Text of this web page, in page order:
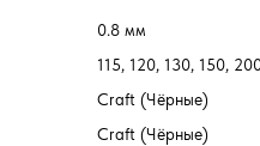
0.8 мм
115, 120, 130, 150,
Craft (Чёрные)
Craft (Чёрные)